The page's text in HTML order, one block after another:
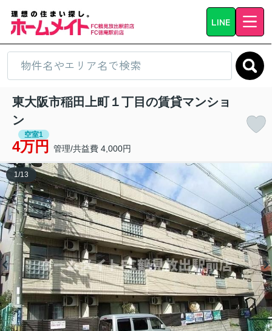
LINE
東大阪市稲田上町１丁目の賃貸マンショ
ン
空室1
4万円 管理/共益費 4,000円
1/13